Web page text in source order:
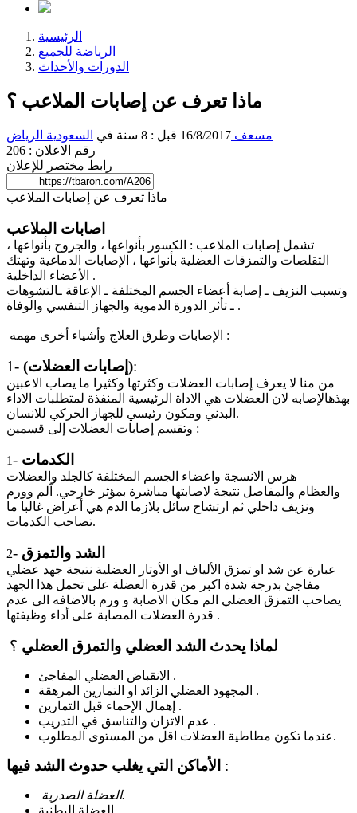
الرئيسية
الرياضة للجميع
الدورات والأحداث
ماذا تعرف عن إصابات الملاعب ؟
مسعف 16/8/2017 قبل : 8 سنة في السعودية الرياض
رقم الاعلان : 206
رابط مختصر للإعلان
اصابات الملاعب
تشمل إصابات الملاعب : الكسور بأنواعها ، والجروح بأنواعها ،
التقلصات والتمزقات العضلية بأنواعها ، الإصابات الدماغية وتهتك
الأعضاء الداخلية .
وتسبب النزيف ـ إصابة أعضاء الجسم المختلفة ـ الإعاقة ـالتشوهات
ـ تأثر الدورة الدموية والجهاز التنفسي والوفاة .
الإصابات وطرق العلاج وأشياء أخرى مهمه :
1- (إصابات العضلات):
من منا لا يعرف إصابات العضلات وكثرتها وكثيرا ما يصاب الاعبين
بهذهالإصابه لان العضلات هي الاداة الرئيسية المنفذة لمتطلبات الاداء
البدني ومكون رئيسي للجهاز الحركي للانسان.
وتقسم إصابات العضلات إلى قسمين :
1- الكدمات
هرس الانسجة واعضاء الجسم المختلفة كالجلد والعضلات
والعظام والمفاصل نتيجة لاصابتها مباشرة بمؤثر خارجي. آلم وورم
ونزيف داخلي ثم ارتشاح سائل بلازما الدم هي أعراض غالبا ما
تصاحب الكدمات.
2- الشد والتمزق
عبارة عن شد او تمزق الألياف او الأوتار العضلية نتيجة جهد عضلي
مفاجئ بدرجة شدة اكبر من قدرة العضلة على تحمل هذا الجهد
يصاحب التمزق العضلي الم مكان الاصابة و ورم بالاضافه الى عدم
قدرة العضلات المصابة على أداء وظيفتها .
لماذا يحدث الشد العضلي والتمزق العضلي ؟
الانقباض العضلي المفاجئ .
المجهود العضلي الزائد او التمارين المرهقة .
إهمال الإحماء قبل التمارين .
عدم الاتزان والتناسق في التدريب .
عندما تكون مطاطية العضلات اقل من المستوى المطلوب.
الأماكن التي يغلب حدوث الشد فيها :
العضلة الصدرية.